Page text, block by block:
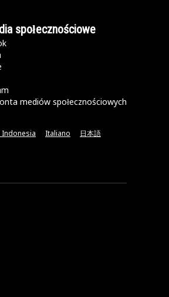
społecznościowe
mediów społecznościowych
Indonesia Italiano 日本語